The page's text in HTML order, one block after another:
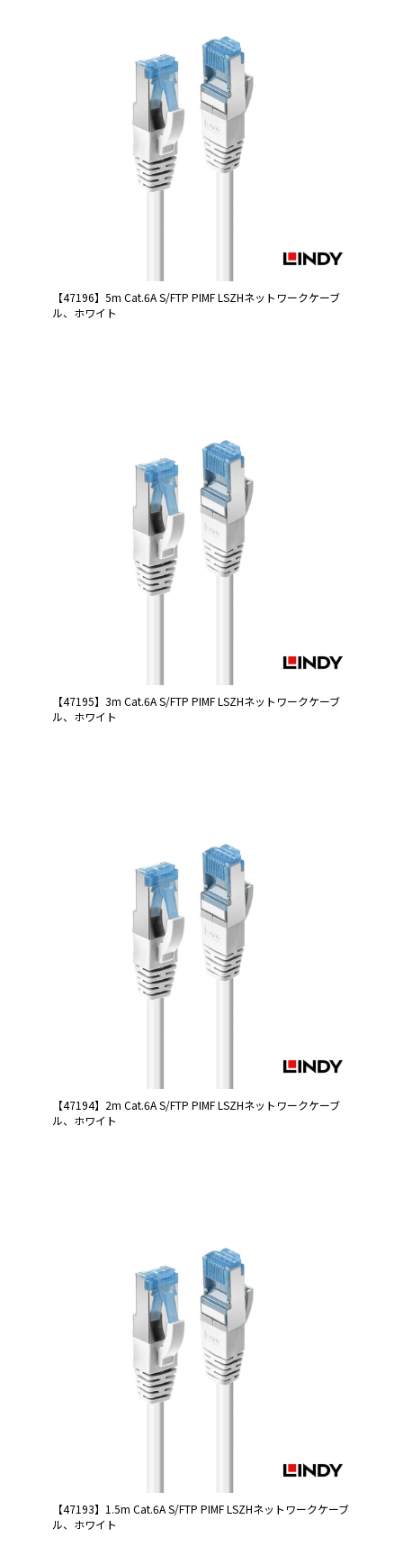
【47196】5m Cat.6A S/FTP PIMF LSZHネットワークケーブ
ル、ホワイト
【47195】3m Cat.6A S/FTP PIMF LSZHネットワークケーブ
ル、ホワイト
【47194】2m Cat.6A S/FTP PIMF LSZHネットワークケーブ
ル、ホワイト
【47193】1.5m Cat.6A S/FTP PIMF LSZHネットワークケーブ
ル、ホワイト